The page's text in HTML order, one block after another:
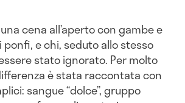
cena all’aperto con gambe e
e chi, seduto allo stesso
stato ignorato. Per molto
è stata raccontata con
sangue “dolce”, gruppo